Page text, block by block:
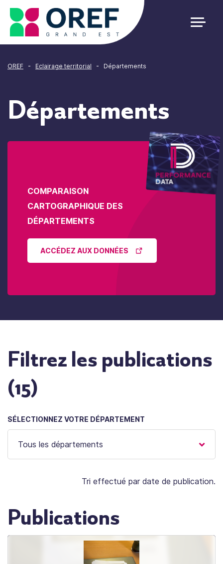
OREF - Eclairage territorial - Départements
Départements
COMPARAISON
CARTOGRAPHIQUE DES
DÉPARTEMENTS
ACCÉDEZ AUX DONNÉES
Filtrez les publications
(15)
SÉLECTIONNEZ VOTRE DÉPARTEMENT
Tri effectué par date de publication.
Publications